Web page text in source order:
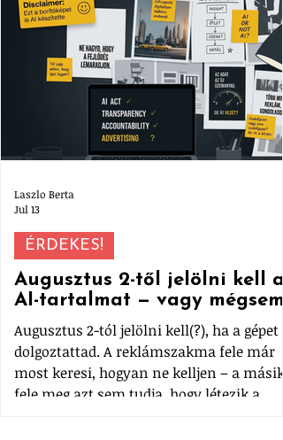
Augusztus 2-től jelölni kell
AI-tartalmat — vagy
Augusztus 2-tól jelölni kell(?), ha a gépet
dolgoztattad. A reklámszakma fele már
most keresi, hogyan ne kelljen – a másik
fele meg azt sem tudja, hogy létezik a
ÉRDEKES!
Laszlo Berta
Jul 13